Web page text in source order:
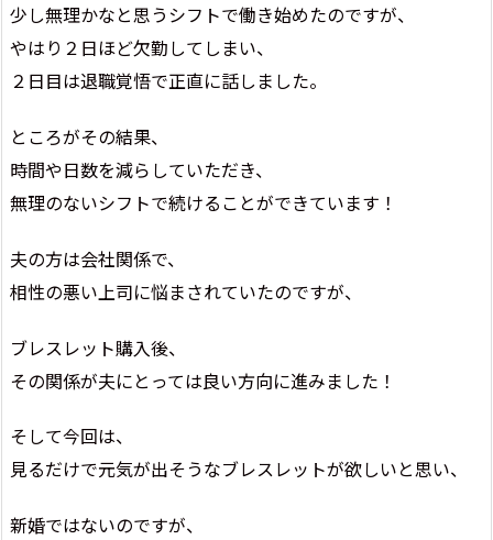
少し無理かなと思うシフトで働き始めたのですが、
やはり２日ほど欠勤してしまい、
２日目は退職覚悟で正直に話しました。
ところがその結果、
時間や日数を減らしていただき、
無理のないシフトで続けることができています！
夫の方は会社関係で、
相性の悪い上司に悩まされていたのですが、
ブレスレット購入後、
その関係が夫にとっては良い方向に進みました！
そして今回は、
見るだけで元気が出そうなブレスレットが欲しいと思い、
新婚ではないのですが、